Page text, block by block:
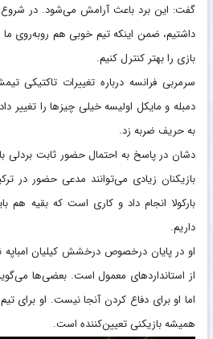
گفت: این برد باعث آرامش می‌شود. در شروع
داشتیم، ضمن اینکه تیم خوبی هم روبه‌روی ما
بازی را بهتر کنترل کنیم.
سرمربی فرانسه درباره تغییرات تاکتیکی
دمبله و مایکل اولیسه خیلی چیزها را تغییر
به حریف ضربه زد.
دشان در پاسخ به احتمال حضور ثابت بردلی
بازیکنان زیادی می‌توانند مدعی حضور در
بارکولا انجام داد و کاری است که بقیه هم
داریم.
او در پایان درخصوص درخشش کیلیان امباپه
از استانداردهای معمول است. بعضی‌ها
اما او برای دفاع کردن آنجا نیست. او برای
همیشه بازیکنی تعیین‌کننده است.